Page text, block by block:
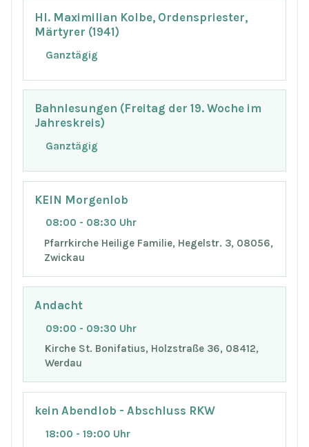
Hl. Maximilian Kolbe, Ordenspriester,
Märtyrer (1941)
Ganztägig
Bahnlesungen (Freitag der 19. Woche im
Jahreskreis)
Ganztägig
KEIN Morgenlob
08:00 - 08:30 Uhr
Pfarrkirche Heilige Familie, Hegelstr. 3, 08056,
Zwickau
Andacht
09:00 - 09:30 Uhr
Kirche St. Bonifatius, Holzstraße 36, 08412,
Werdau
kein Abendlob - Abschluss RKW
18:00 - 19:00 Uhr